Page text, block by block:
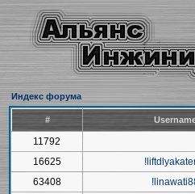
Индекс форума
#
11792
16625
63408